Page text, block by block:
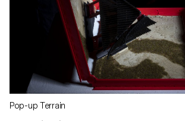
Pop-up Terrain